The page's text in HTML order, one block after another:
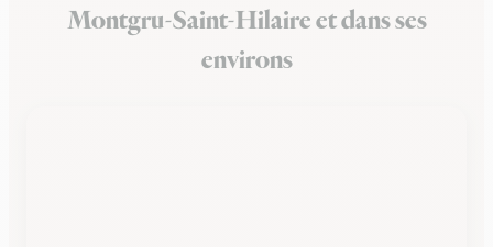
Montgru-Saint-Hilaire et dans ses
environs